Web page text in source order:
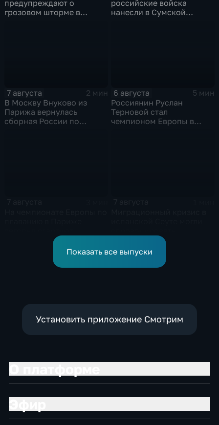
предупреждают о
грозовом шторме в
российские войска
нанесли в Сумской
7 августа
2 мин
В Москву Внуково из
Парижа вернулась
сборная России по
6 августа
5 мин
Россиянин Руслан
Терновой стал
чемпионом Европы в
соревнования по хай-
спецслужбы Израиля
Показать все выпуски
Установить приложение Смотрим